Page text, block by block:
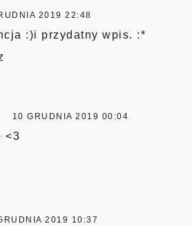
2019 22:48
:)i przydatny wpis. :*
10 GRUDNIA 2019 00:04
<3
2019 10:37